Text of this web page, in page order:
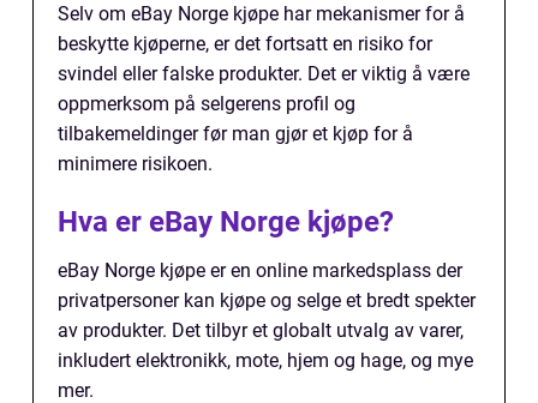
Selv om eBay Norge kjøpe har mekanismer for å
beskytte kjøperne, er det fortsatt en risiko for
svindel eller falske produkter. Det er viktig å være
oppmerksom på selgerens profil og
tilbakemeldinger før man gjør et kjøp for å
minimere risikoen.
Hva er eBay Norge kjøpe?
eBay Norge kjøpe er en online markedsplass der
privatpersoner kan kjøpe og selge et bredt spekter
av produkter. Det tilbyr et globalt utvalg av varer,
inkludert elektronikk, mote, hjem og hage, og mye
mer.